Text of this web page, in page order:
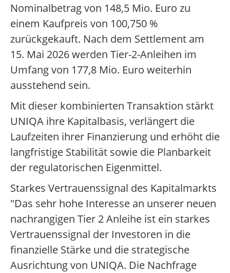
Nominalbetrag von 148,5 Mio. Euro zu
einem Kaufpreis von 100,750 %
zurückgekauft. Nach dem Settlement am
15. Mai 2026 werden Tier-2-Anleihen im
Umfang von 177,8 Mio. Euro weiterhin
ausstehend sein.
Mit dieser kombinierten Transaktion stärkt
UNIQA ihre Kapitalbasis, verlängert die
Laufzeiten ihrer Finanzierung und erhöht die
langfristige Stabilität sowie die Planbarkeit
der regulatorischen Eigenmittel.
Starkes Vertrauenssignal des Kapitalmarkts
"Das sehr hohe Interesse an unserer neuen
nachrangigen Tier 2 Anleihe ist ein starkes
Vertrauenssignal der Investoren in die
finanzielle Stärke und die strategische
Ausrichtung von UNIQA. Die Nachfrage